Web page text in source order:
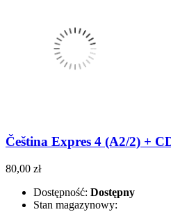
Čeština Expres 4 (A2/2) +
80,00 zł
Dostępność: Dostępny
Stan magazynowy: